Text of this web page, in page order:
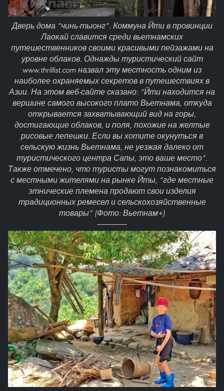
Дверь дома “чинь-тыонг”. Коммуна Йти в провинции
Лаокай славится среди вьетнамских
путешественников своими красивыми пейзажами на
уровне облаков. Однажды туристический сайт
www.thrillist.com назвал эту местность одним из
наиболее охраняемых секретов в путешествиях в
Азии. На этом веб-сайте сказано: “Йти находится на
вершине самого высокого плато Вьетнама, откуда
открывается захватывающий вид на горы,
достигающие облаков, и поля, похожие на желтые
рисовые лепешки. Если вы хотите окунуться в
сельскую жизнь Вьетнама, не уезжая далеко от
туристического центра Сапы, это ваше место”.
Также отмечено, что туристы могут познакомиться
с местными жителями на рынке Йты, “где местные
этнические племена продают свои изделия
традиционных ремесел и сельскохозяйственные
товары” (Фото: Вьетнам+)